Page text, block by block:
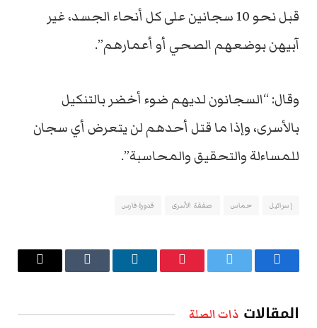
قبل نحو 10 سجانين على كل أنحاء الجسد، غير
آبيهن بوضعهم الصحي أو أعمارهم”.
وقال: “السجانون لديهم ضوء أخضر بالتنكيل
بالأسرى، وإذا ما قتل أحدهم لن يتعرض أي سجان
للمساءلة والتحقيق والمحاسبة”.
إسرائيل حماس صفقة الأسرى قدورة فارس
فيسبوك تويتر بينتيريستلينكدإن Tumblr
البريد
المقالات ذات الصلة